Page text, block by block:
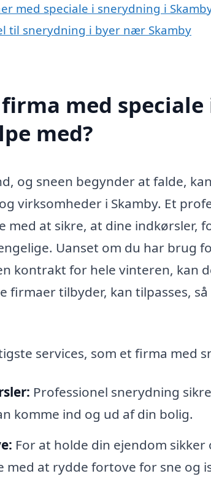
med speciale i snerydning i
til snerydning i byer nær Skamby
med
med?
og sneen begynder at falde,
virksomheder i Skamby. Et
med at sikre, at dine indkørsler,
Uanset om du har brug
kontrakt for hele vinteren, kan
firmaer tilbyder, kan tilpasses,
services, som et firma med
Professionel snerydning
komme ind og ud af din bolig.
For at holde din ejendom
at rydde fortove for sne og